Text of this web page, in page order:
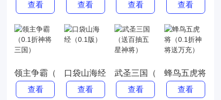
查看 查看 查看 查看
领主争霸（0.1折神将三国）
查看
口袋山海经（0.1版）
查看
武圣三国（送百抽五星神将
查看
蜂鸟五虎将（
查看